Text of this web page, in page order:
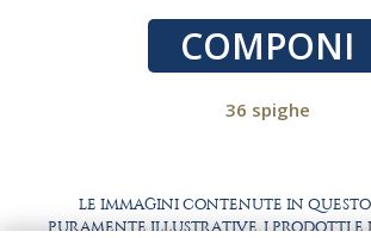
COMPONI
36 spighe
LE IMMAGINI CONTENUTE IN QUESTO
PURAMENTE ILLUSTRATIVE, I PRODOTTI E